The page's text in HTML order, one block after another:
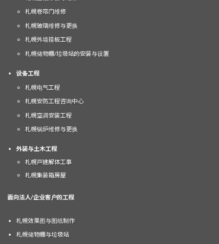
札幌卷帘门维修
札幌玻璃维修与更换
札幌外墙挂板工程
札幌储物棚/垃圾站的安装与设置
设备工程
札幌电气工程
札幌安防工程咨询中心
札幌空调安装工程
札幌锅炉维修与更换
外装与土木工程
札幌戸建解体工事
札幌集装箱房屋
面向法人/企业客户的工程
札幌效果图与图纸制作
札幌储物棚与垃圾站